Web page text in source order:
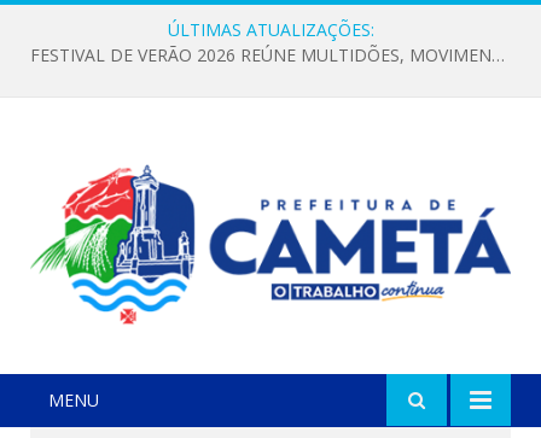
ÚLTIMAS ATUALIZAÇÕES:
FESTIVAL DE VERÃO 2026 REÚNE MULTIDÕES, MOVIMENTA A ECONOMIA E FORTALECE A CULTURA LOCAL
MENU